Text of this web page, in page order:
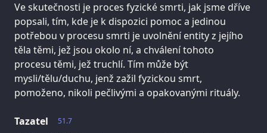
Ve skutečnosti je proces fyzické smrti, jak jsme dříve
popsali, tím, kde je k dispozici pomoc a jedinou
potřebou v procesu smrti je uvolnění entity z jejího
těla těmi, jež jsou okolo ní, a chválení tohoto
procesu těmi, jež truchlí. Tím může být
mysli/tělu/duchu, jenž zažil fyzickou smrt,
pomoženo, nikoli pečlivými a opakovanými rituály.
51.7
Tazatel